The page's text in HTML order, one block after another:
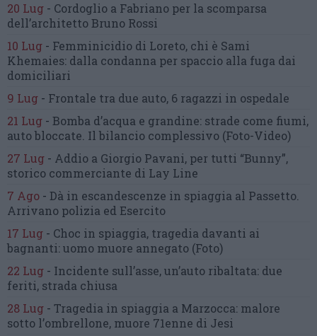
20 Lug - Cordoglio a Fabriano per la scomparsa
dell’architetto Bruno Rossi
10 Lug - Femminicidio di Loreto, chi è Sami
Khemaies: dalla condanna per spaccio alla fuga dai
domiciliari
9 Lug - Frontale tra due auto, 6 ragazzi in ospedale
21 Lug - Bomba d’acqua e grandine: strade come fiumi,
auto bloccate. Il bilancio complessivo (Foto-Video)
27 Lug - Addio a Giorgio Pavani, per tutti “Bunny”,
storico commerciante di Lay Line
7 Ago - Dà in escandescenze in spiaggia al Passetto.
Arrivano polizia ed Esercito
17 Lug - Choc in spiaggia, tragedia davanti ai
bagnanti:uomo muore annegato (Foto)
22 Lug - Incidente sull’asse, un’auto ribaltata: due
feriti, strada chiusa
28 Lug - Tragedia in spiaggia a Marzocca: malore
sotto l’ombrellone, muore 71enne di Jesi